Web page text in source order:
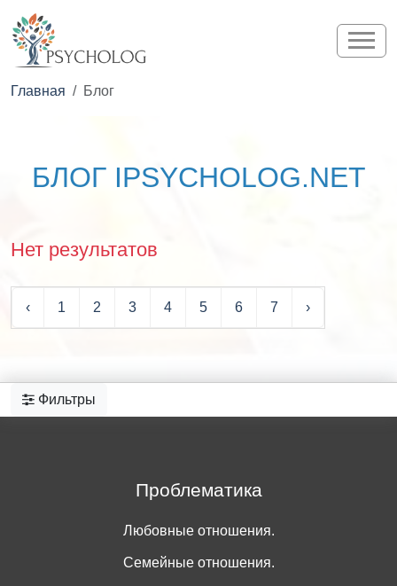
Главная Блог
БЛОГ IPSYCHOLOG.NET
Нет результатов
‹ 1 2 3 4 5 6 7 ›
Фильтры
Проблематика
Любовные отношения.
Семейные отношения.